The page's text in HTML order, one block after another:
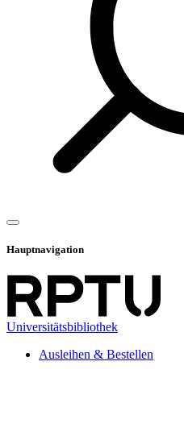
Hauptnavigation
Universitätsbibliothek
Ausleihen & Bestellen